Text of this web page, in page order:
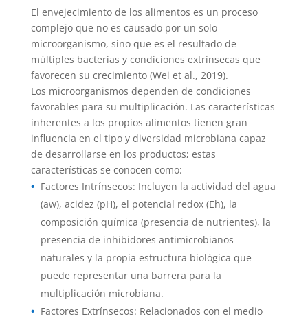
El envejecimiento de los alimentos es un proceso
complejo que no es causado por un solo
microorganismo, sino que es el resultado de
múltiples bacterias y condiciones extrínsecas que
favorecen su crecimiento (Wei et al., 2019).
Los microorganismos dependen de condiciones
favorables para su multiplicación. Las características
inherentes a los propios alimentos tienen gran
influencia en el tipo y diversidad microbiana capaz
de desarrollarse en los productos; estas
características se conocen como:
Factores Intrínsecos: Incluyen la actividad del agua
(aw), acidez (pH), el potencial redox (Eh), la
composición química (presencia de nutrientes), la
presencia de inhibidores antimicrobianos
naturales y la propia estructura biológica que
puede representar una barrera para la
multiplicación microbiana.
Factores Extrínsecos: Relacionados con el medio